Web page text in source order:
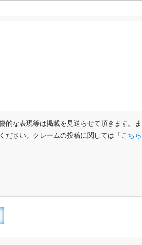
的な表現等は掲載を見送らせて頂きます。
ださい。クレームの投稿に関しては「 こちら